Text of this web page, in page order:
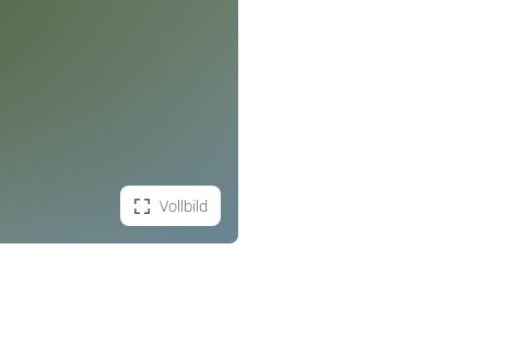
Vollbild